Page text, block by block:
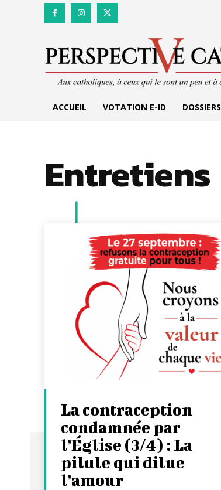
ACCUEIL VOTATION E-ID DOSSIERS
Entretiens
La contraception
condamnée par
l’Église (3/4) : La
pilule qui dilue
l’amour